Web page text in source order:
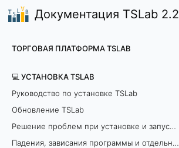
Документация TSLab 2.2
ТОРГОВАЯ ПЛАТФОРМА TSLAB
💻 УСТАНОВКА TSLAB
Руководство по установке TSLab
Обновление TSLab
Решение проблем при установке и запуске программы
Падения, зависания программы и отдельных модулей